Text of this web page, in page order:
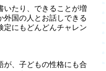
いたり、できることが増
外国の人とお話しできる
定にもどんどんチャレン
が、子どもの性格にも合